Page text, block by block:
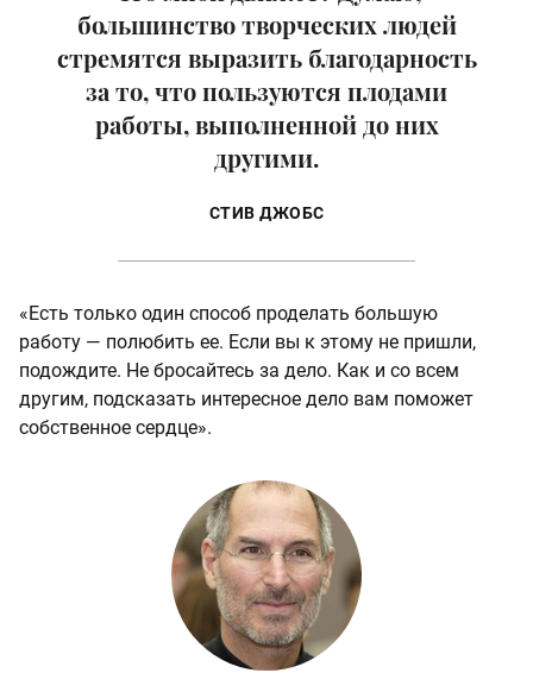
большинство творческих людей
стремятся выразить благодарность
за то, что пользуются плодами
работы, выполненной до них
другими.
СТИВ ДЖОБС
«Есть только один способ проделать большую
работу — полюбить ее. Если вы к этому не пришли,
подождите. Не бросайтесь за дело. Как и со всем
другим, подсказать интересное дело вам поможет
собственное сердце».